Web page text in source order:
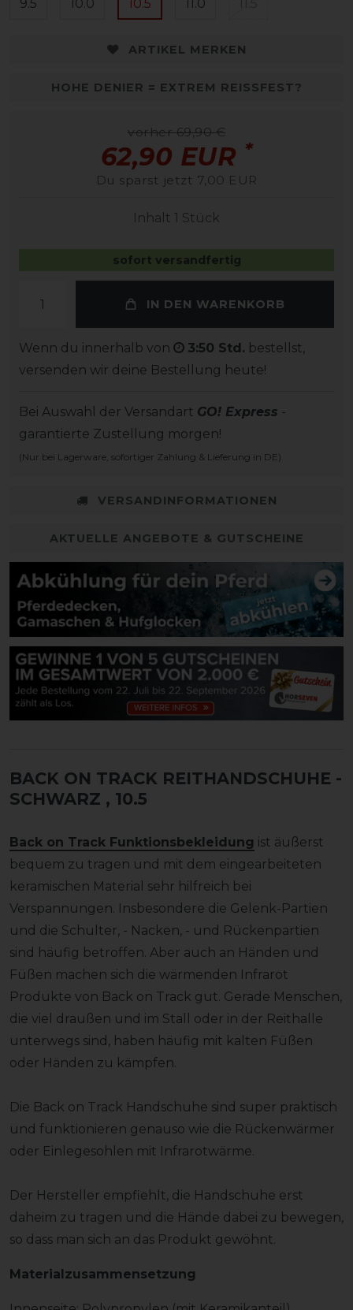
9.5 10.0 10.5 11.0
ARTIKEL MERKEN
HOHE DENIER = EXTREM REISSFEST?
vorher 69,90 €
62,90 EUR *
Du sparst jetzt 7,00 EUR
Inhalt 1 Stück
sofort versandfertig
IN DEN WARENKORB
Wenn du innerhalb von 3:50 Std. bestellst,
versenden wir deine Bestellung heute!
Bei Auswahl der Versandart GO! Express -
garantierte Zustellung morgen!
(Nur bei Lagerware, sofortiger Zahlung & Lieferung in DE)
VERSANDINFORMATIONEN
AKTUELLE ANGEBOTE & GUTSCHEINE
BACK ON TRACK REITHANDSCHUHE -
SCHWARZ , 10.5
Back on Track Funktionsbekleidung ist äußerst
bequem zu tragen und mit dem eingearbeiteten
keramischen Material sehr hilfreich bei
Verspannungen. Insbesondere die Gelenk-Partien
und die Schulter, - Nacken, - und Rückenpartien
sind häufig betroffen. Aber auch an Händen und
Füßen machen sich die wärmenden Infrarot
Produkte von Back on Track gut. Gerade Menschen,
die viel draußen und im Stall oder in der Reithalle
unterwegs sind, haben häufig mit kalten Füßen
oder Händen zu kämpfen.
Die Back on Track Handschuhe sind super praktisch
und funktionieren genauso wie die Rückenwärmer
oder Einlegesohlen mit Infrarotwärme.
Der Hersteller empfiehlt, die Handschuhe erst
daheim zu tragen und die Hände dabei zu bewegen,
so dass man sich an das Produkt gewöhnt.
Materialzusammensetzung